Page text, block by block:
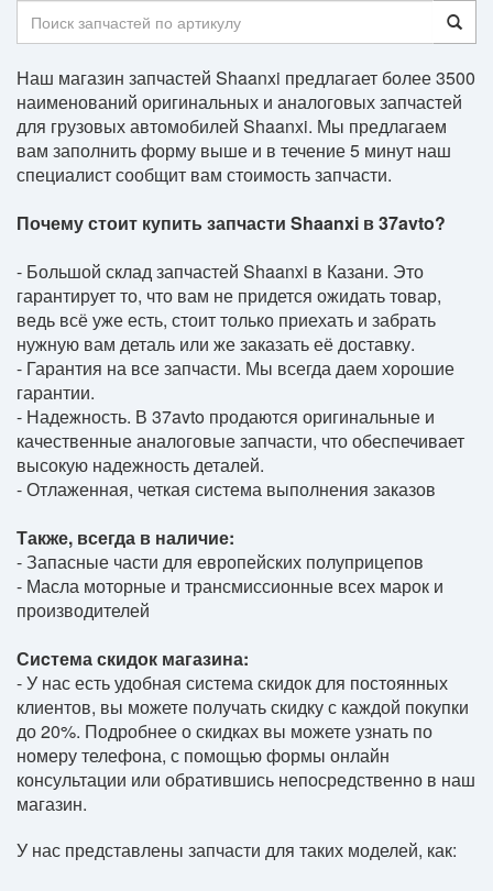
Наш магазин запчастей Shaanxi предлагает более 3500
наименований оригинальных и аналоговых запчастей
для грузовых автомобилей Shaanxi. Мы предлагаем
вам заполнить форму выше и в течение 5 минут наш
специалист сообщит вам стоимость запчасти.
Почему стоит купить запчасти Shaanxi в 37avto?
- Большой склад запчастей Shaanxi в Казани. Это
гарантирует то, что вам не придется ожидать товар,
ведь всё уже есть, стоит только приехать и забрать
нужную вам деталь или же заказать её доставку.
- Гарантия на все запчасти. Мы всегда даем хорошие
гарантии.
- Надежность. В 37avto продаются оригинальные и
качественные аналоговые запчасти, что обеспечивает
высокую надежность деталей.
- Отлаженная, четкая система выполнения заказов
Также, всегда в наличие:
- Запасные части для европейских полуприцепов
- Масла моторные и трансмиссионные всех марок и
производителей
Сиcтема скидок магазина:
- У нас есть удобная система скидок для постоянных
клиентов, вы можете получать скидку с каждой покупки
до 20%. Подробнее о скидках вы можете узнать по
номеру телефона, с помощью формы онлайн
консультации или обратившись непосредственно в наш
магазин.
У нас представлены запчасти для таких моделей, как: